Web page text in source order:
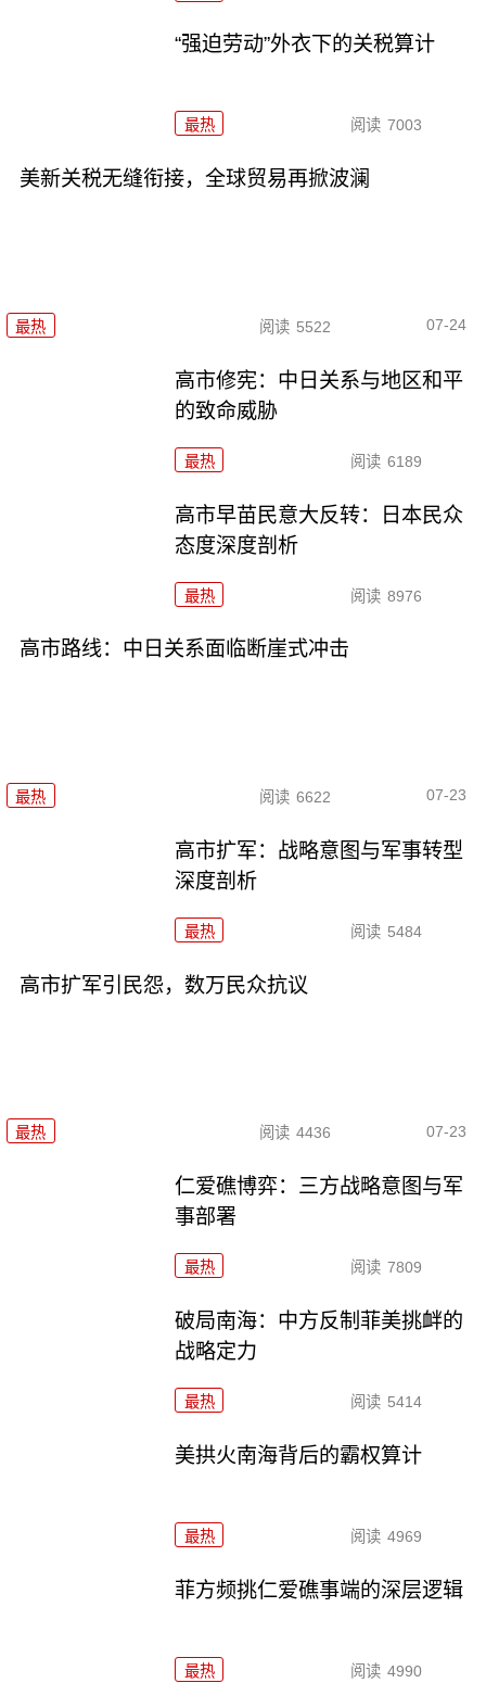
“强迫劳动”外衣下的关税算计
最热 阅读 7003
美新关税无缝衔接，全球贸易再掀波澜
最热 阅读 5522 07-24
高市修宪：中日关系与地区和平
的致命威胁
最热 阅读 6189
高市早苗民意大反转：日本民众
态度深度剖析
最热 阅读 8976
高市路线：中日关系面临断崖式冲击
最热 阅读 6622 07-23
高市扩军：战略意图与军事转型
深度剖析
最热 阅读 5484
高市扩军引民怨，数万民众抗议
最热 阅读 4436 07-23
仁爱礁博弈：三方战略意图与军
事部署
最热 阅读 7809
破局南海：中方反制菲美挑衅的
战略定力
最热 阅读 5414
美拱火南海背后的霸权算计
最热 阅读 4969
菲方频挑仁爱礁事端的深层逻辑
最热 阅读 4990